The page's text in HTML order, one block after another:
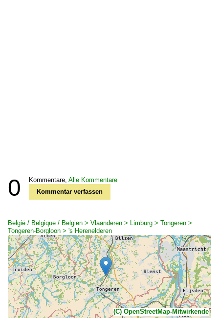
0 Kommentare, Alle Kommentare
Kommentar verfassen
België / Belgique / Belgien > Vlaanderen > Limburg > Tongeren >
Tongeren-Borgloon > 's Herenelderen
(C) OpenStreetMap-Mitwirkende